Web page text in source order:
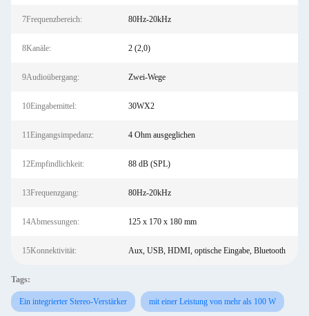
7Frequenzbereich: 80Hz-20kHz
8Kanäle: 2 (2,0)
9Audioübergang: Zwei-Wege
10Eingabemittel: 30WX2
11Eingangsimpedanz: 4 Ohm ausgeglichen
12Empfindlichkeit: 88 dB (SPL)
13Frequenzgang: 80Hz-20kHz
14Abmessungen: 125 x 170 x 180 mm
15Konnektivität: Aux, USB, HDMI, optische Eingabe, Bluetooth
Tags:
Ein integrierter Stereo-Verstärker mit einer Leistung von mehr als 100 W